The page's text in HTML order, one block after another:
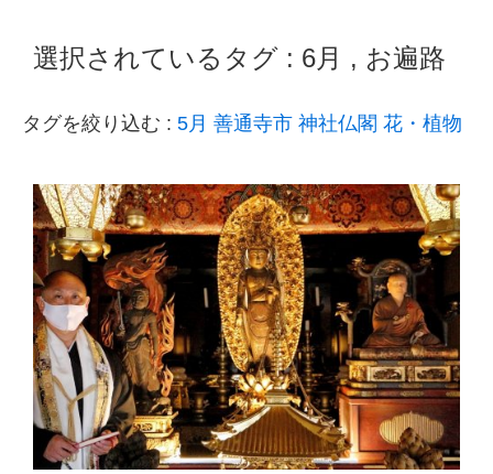
選択されているタグ : 6月 , お遍路
タグを絞り込む : 5月 善通寺市 神社仏閣 花・植物